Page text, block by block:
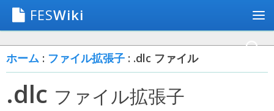
FESWiki
ホーム : ファイル拡張子 : .dlc ファイル
.dlc ファイル拡張子